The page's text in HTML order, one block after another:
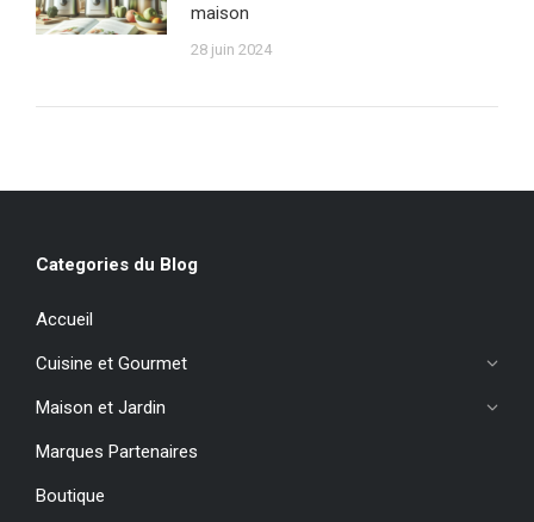
maison
28 juin 2024
Categories du Blog
Accueil
Cuisine et Gourmet
Maison et Jardin
Marques Partenaires
Boutique